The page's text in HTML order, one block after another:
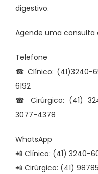
digestivo.
Agende uma consulta
Telefone
☎ Clínico: (41)3240-
6192
☎ Cirúrgico: (41)
3077-4378
WhatsApp
📲 Clínico: (41) 3240-
📲 Cirúrgico: (41)